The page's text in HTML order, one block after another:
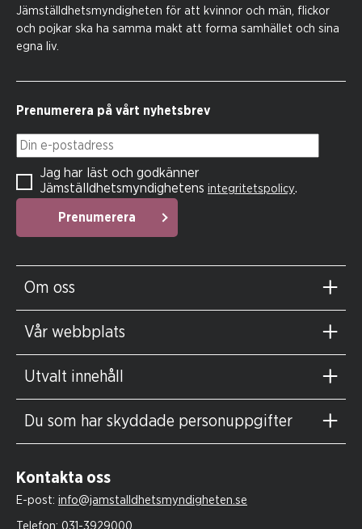
Jämställdhetsmyndigheten för att kvinnor och män, flickor
och pojkar ska ha samma makt att forma samhället och sina
egna liv.
Prenumerera på vårt nyhetsbrev
Din e-postadress
Prenumerera
Jag har läst och godkänner
Jämställdhetsmyndighetens integritetspolicy.
Om oss
Vår webbplats
Utvalt innehåll
Du som har skyddade personuppgifter
Kontakta oss
E-post: info@jamstalldhetsmyndigheten.se
Telefon: 031-3929000